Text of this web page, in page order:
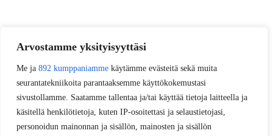
Arvostamme yksityisyyttäsi
Me ja 892 kumppaniamme käytämme evästeitä sekä muita
seurantatekniikoita parantaaksemme käyttökokemustasi
sivustollamme. Saatamme tallentaa ja/tai käyttää tietoja laitteella ja
käsitellä henkilötietoja, kuten IP-osoitettasi ja selaustietojasi,
personoidun mainonnan ja sisällön, mainosten ja sisällön